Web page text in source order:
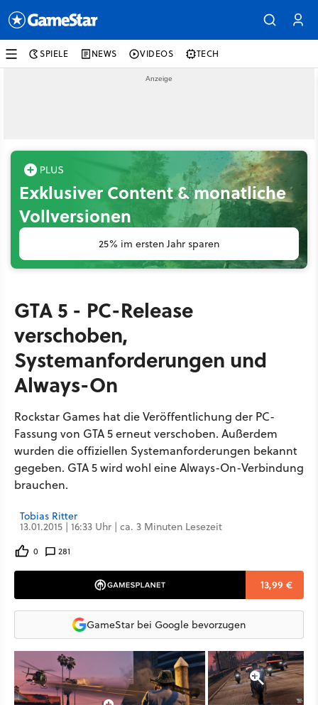
SPIELE NEWS VIDEOS TECH
Exklusiver Content & monatliche
Vollversionen
25% im ersten Jahr sparen
GTA 5 - PC-Release
verschoben,
Systemanforderungen und
Always-On
Rockstar Games hat die Veröffentlichung der PC-
Fassung von GTA 5 erneut verschoben. Außerdem
wurden die offiziellen Systemanforderungen bekannt
gegeben. GTA 5 wird wohl eine Always-On-Verbindung
brauchen.
Tobias Ritter
13.01.2015 | 16:33 Uhr | ca. 3 Minuten Lesezeit
0 281
13,99 €
GameStar bei Google bevorzugen